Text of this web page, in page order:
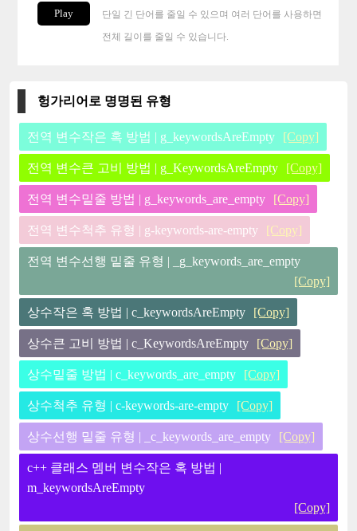
Play
단일 긴 단어를 줄일 수 있으며 여러 단어를 사용하면
전체 길이를 줄일 수 있습니다.
헝가리어로 명명된 유형
전역 변수작은 혹 방법 | g_keywordsAreEmpty [Copy]
전역 변수큰 고비 방법 | g_KeywordsAreEmpty [Copy]
전역 변수밑줄 방법 | g_keywords_are_empty [Copy]
전역 변수척추 유형 | g-keywords-are-empty [Copy]
전역 변수선행 밑줄 유형 | _g_keywords_are_empty
[Copy]
상수작은 혹 방법 | c_keywordsAreEmpty [Copy]
상수큰 고비 방법 | c_KeywordsAreEmpty [Copy]
상수밑줄 방법 | c_keywords_are_empty [Copy]
상수척추 유형 | c-keywords-are-empty [Copy]
상수선행 밑줄 유형 | _c_keywords_are_empty [Copy]
c++ 클래스 멤버 변수작은 혹 방법 |
m_keywordsAreEmpty
[Copy]